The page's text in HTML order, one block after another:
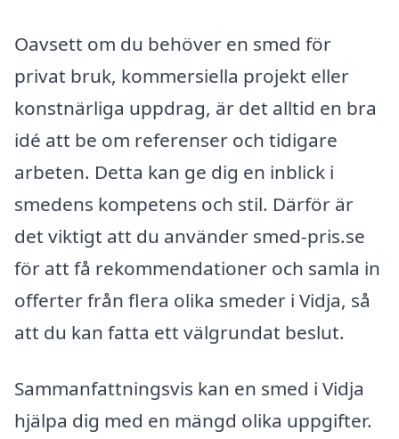
Oavsett om du behöver en smed för
privat bruk, kommersiella projekt eller
konstnärliga uppdrag, är det alltid en bra
idé att be om referenser och tidigare
arbeten. Detta kan ge dig en inblick i
smedens kompetens och stil. Därför är
det viktigt att du använder smed-pris.se
för att få rekommendationer och samla in
offerter från flera olika smeder i Vidja, så
att du kan fatta ett välgrundat beslut.
Sammanfattningsvis kan en smed i Vidja
hjälpa dig med en mängd olika uppgifter.